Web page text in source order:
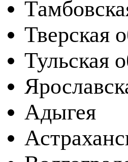
Тверская
Тульская
Адыгея